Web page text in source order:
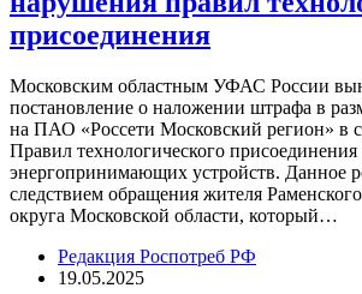
присоединения
Московским областным УФАС России
постановление о наложении штрафа в
на ПАО «Россети Московский регион» в
Правил технологического присоединения
энергопринимающих устройств. Данное
следствием обращения жителя
округа Московской области, который…
Редакция Роспотреб РФ
19.05.2025